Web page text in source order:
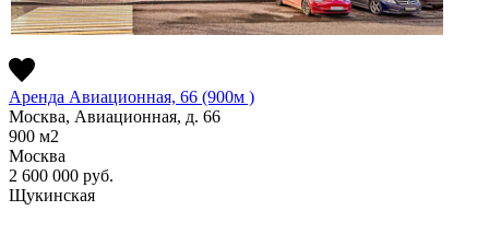
Аренда Авиационная, 66 (900м )
Москва, Авиационная, д. 66
900 м2
Москва
2 600 000 руб.
Щукинская